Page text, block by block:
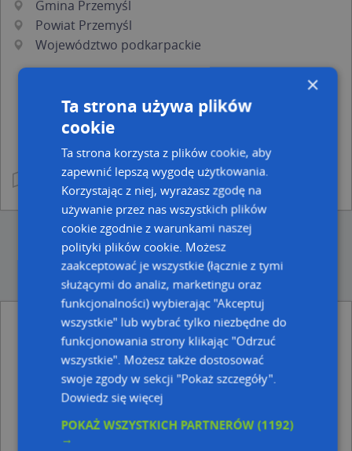
Gmina Przemyśl
Powiat Przemyśl
Województwo podkarpackie
Ulice w pobliżu
Przemyśl, 6 Pomorskiej Dywizji Piechoty, Ulica (37-700)
Przemyśl, Przekopana, Ulica (37-700)
Przemyśl, Sienna, Ulica (37-700)
Najbliższe obszary kodów pocztowych
×
Ta strona używa plików
cookie
Ta strona korzysta z plików cookie, aby
zapewnić lepszą wygodę użytkowania.
Korzystając z niej, wyrażasz zgodę na
używanie przez nas wszystkich plików
cookie zgodnie z warunkami naszej
polityki plików cookie. Możesz
zaakceptować je wszystkie (łącznie z tymi
służącymi do analiz, marketingu oraz
funkcjonalności) wybierając "Akceptuj
wszystkie" lub wybrać tylko niezbędne do
funkcjonowania strony klikając "Odrzuć
wszystkie". Możesz także dostosować
swoje zgody w sekcji "Pokaż szczegóły".
Dowiedz się więcej
POKAŻ WSZYSTKICH PARTNERÓW(1192)
→